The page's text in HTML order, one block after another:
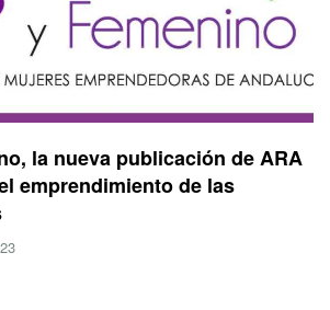
la nueva publicación de ARA
emprendimiento de las